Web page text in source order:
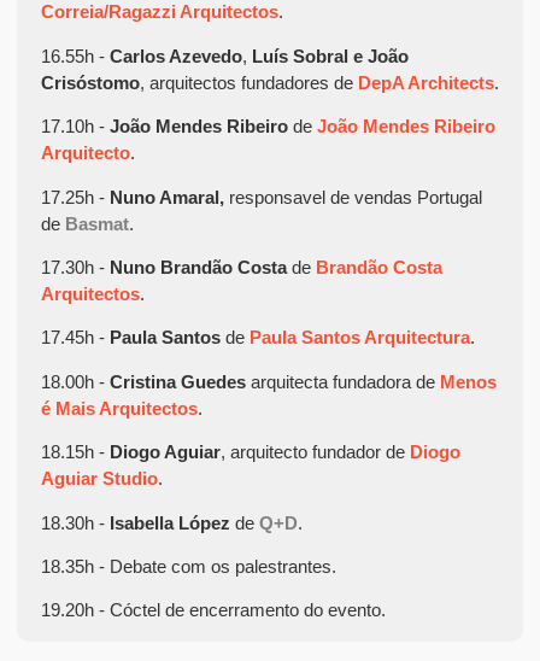
Correia/Ragazzi Arquitectos.
16.55h - Carlos Azevedo, Luís Sobral e João
Crisóstomo, arquitectos fundadores de DepA Architects.
17.10h - João Mendes Ribeirode João Mendes Ribeiro
Arquitecto.
17.25h - Nuno Amaral, responsavel de vendas Portugal
de Basmat.
17.30h - Nuno Brandão Costade Brandão Costa
Arquitectos.
17.45h - Paula Santosde Paula Santos Arquitectura.
18.00h - Cristina Guedesarquitecta fundadora de Menos
é Mais Arquitectos.
18.15h - Diogo Aguiar, arquitecto fundador de Diogo
Aguiar Studio.
18.30h - Isabella López de Q+D.
18.35h - Debate com os palestrantes.
19.20h - Cóctel de encerramento do evento.